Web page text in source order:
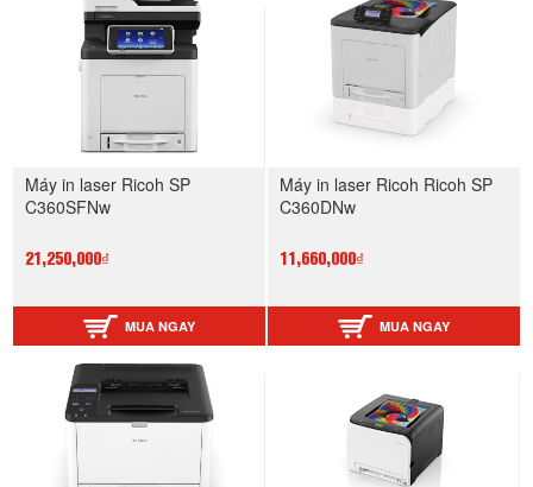
Máy in laser Ricoh SP
C360SFNw
21,250,000₫
MUA NGAY
Máy in laser Ricoh Ricoh SP
C360DNw
11,660,000₫
MUA NGAY